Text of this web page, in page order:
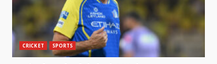
CRICKET SPORTS